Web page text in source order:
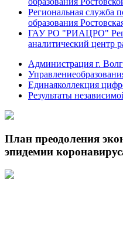
Региональная служба
образования
ГАУ РО "РИАЦРО"
аналитический центр
Администрация г.
Единаяколлекция
Результаты
План преодоления
эпидемии